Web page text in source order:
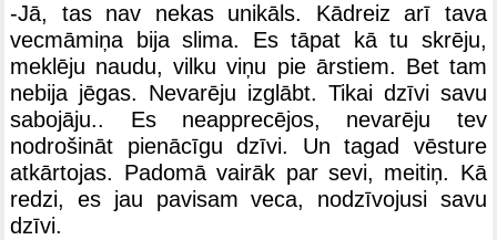
-Jā, tas nav nekas unikāls. Kādreiz arī tava
vecmāmiņa bija slima. Es tāpat kā tu skrēju,
meklēju naudu, vilku viņu pie ārstiem. Bet tam
nebija jēgas. Nevarēju izglābt. Tikai dzīvi savu
sabojāju.. Es neapprecējos, nevarēju tev
nodrošināt pienācīgu dzīvi. Un tagad vēsture
atkārtojas. Padomā vairāk par sevi, meitiņ. Kā
redzi, es jau pavisam veca, nodzīvojusi savu
dzīvi.